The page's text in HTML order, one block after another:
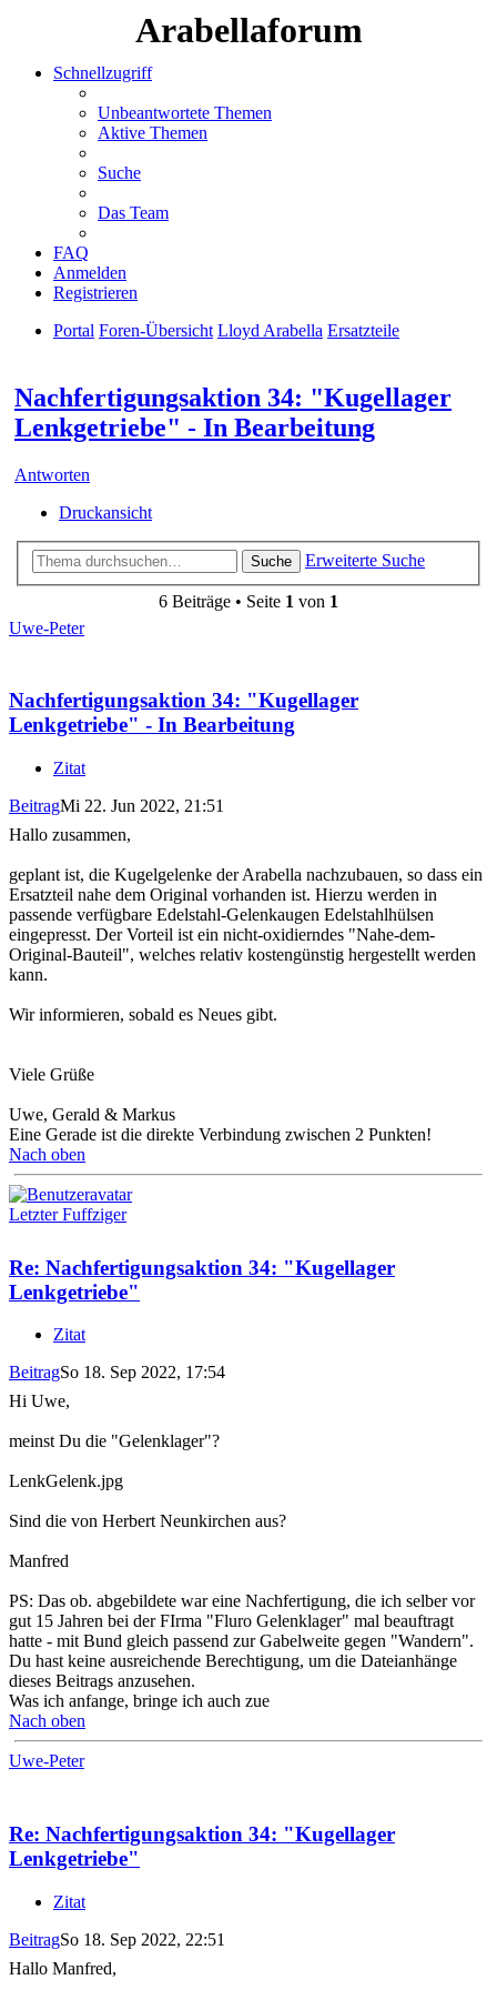
Arabellaforum
Schnellzugriff
Unbeantwortete Themen
Aktive Themen
Suche
Das Team
FAQ
Anmelden
Registrieren
Portal Foren-Übersicht Lloyd Arabella Ersatzteile
Nachfertigungsaktion 34: "Kugellager
Lenkgetriebe" - In Bearbeitung
Antworten
Druckansicht
Suche Erweiterte Suche
6 Beiträge • Seite 1 von 1
Uwe-Peter
Nachfertigungsaktion 34: "Kugellager
Lenkgetriebe" - In Bearbeitung
Zitat
BeitragMi 22. Jun 2022, 21:51
Hallo zusammen,
geplant ist, die Kugelgelenke der Arabella nachzubauen, so dass ein
Ersatzteil nahe dem Original vorhanden ist. Hierzu werden in
passende verfügbare Edelstahl-Gelenkaugen Edelstahlhülsen
eingepresst. Der Vorteil ist ein nicht-oxidierndes "Nahe-dem-
Original-Bauteil", welches relativ kostengünstig hergestellt werden
kann.
Wir informieren, sobald es Neues gibt.
Viele Grüße
Uwe, Gerald & Markus
Eine Gerade ist die direkte Verbindung zwischen 2 Punkten!
Nach oben
Letzter Fuffziger
Re: Nachfertigungsaktion 34: "Kugellager
Lenkgetriebe"
Zitat
BeitragSo 18. Sep 2022, 17:54
Hi Uwe,
meinst Du die "Gelenklager"?
LenkGelenk.jpg
Sind die von Herbert Neunkirchen aus?
Manfred
PS: Das ob. abgebildete war eine Nachfertigung, die ich selber vor
gut 15 Jahren bei der FIrma "Fluro Gelenklager" mal beauftragt
hatte - mit Bund gleich passend zur Gabelweite gegen "Wandern".
Du hast keine ausreichende Berechtigung, um die Dateianhänge
dieses Beitrags anzusehen.
Was ich anfange, bringe ich auch zue
Nach oben
Uwe-Peter
Re: Nachfertigungsaktion 34: "Kugellager
Lenkgetriebe"
Zitat
BeitragSo 18. Sep 2022, 22:51
Hallo Manfred,